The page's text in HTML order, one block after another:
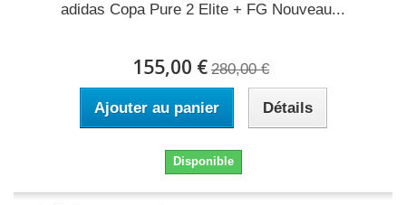
adidas Copa Pure 2 Elite + FG Nouveau...
155,00 € 280,00 €
Ajouter au panier Détails
Disponible